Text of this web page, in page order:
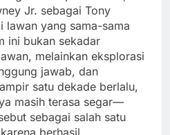
Jr. sebagai Tony
lawan yang sama-sama
ini bukan sekadar
melainkan eksplorasi
jawab, dan
satu dekade berlalu,
masih terasa segar—
sebagai salah satu
berhasil